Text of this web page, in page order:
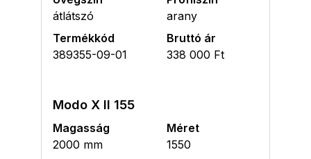
átlátszó
arany
Termékkód
389355-09-01
Bruttó ár
338 000 Ft
Modo X II 155
Magasság
2000 mm
Méret
1550